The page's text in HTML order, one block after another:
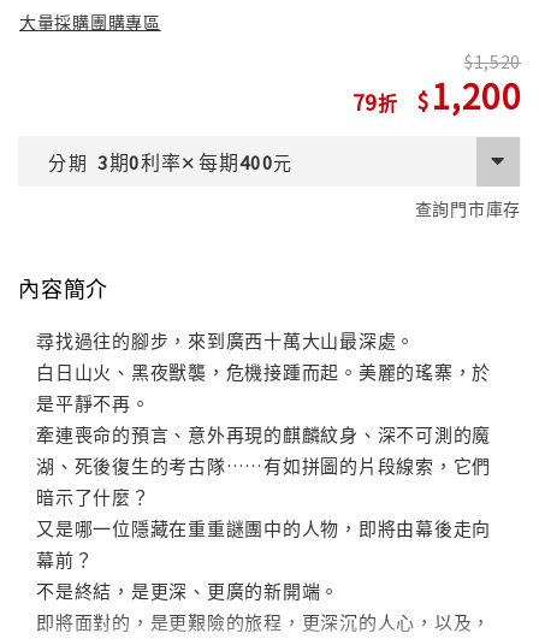
大量採購團購專區
79
1,520
1,200
分期 3期0利率✕每期400元
查詢門市庫存
內容簡介
尋找過往的腳步，來到廣西十萬大山最深處。
白日山火、黑夜獸襲，危機接踵而起。美麗的瑤寨，於
是平靜不再。
牽連喪命的預言、意外再現的麒麟紋身、深不可測的魔
湖、死後復生的考古隊……有如拼圖的片段線索，它們
暗示了什麼？
又是哪一位隱藏在重重謎團中的人物，即將由幕後走向
幕前？
不是終結，是更深、更廣的新開端。
即將面對的，是更艱險的旅程，更深沉的人心，以及，